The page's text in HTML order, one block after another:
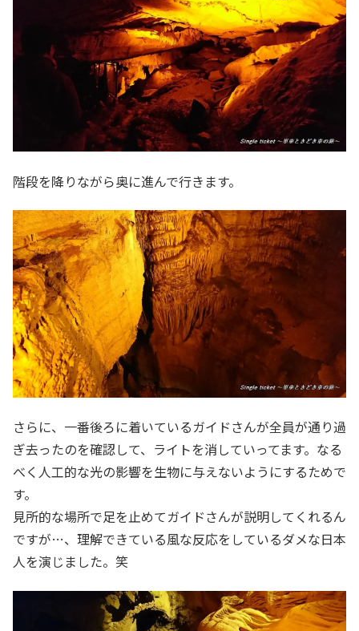
階段を降りながら奥に進んで行きます。
さらに、一番後ろに着いているガイドさんが全員が通り過
ぎ去ったのを確認して、ライトを消していってます。なる
べく人工的な光の影響を生物に与えないようにするためで
す。
見所的な場所で足を止めてガイドさんが説明してくれるん
ですが…、理解できている風な反応をしているダメな日本
人を演じました。笑